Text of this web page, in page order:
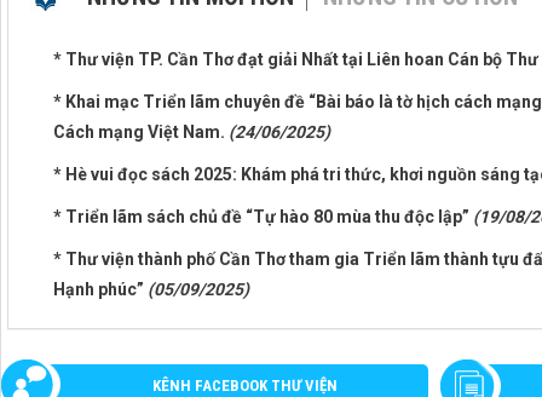
* Thư viện TP. Cần Thơ đạt giải Nhất tại Liên hoan Cán bộ
* Khai mạc Triển lãm chuyên đề “Bài báo là tờ hịch cách
Cách mạng Việt Nam. (24/06/2025)
* Hè vui đọc sách 2025: Khám phá tri thức, khơi nguồn sáng
* Triển lãm sách chủ đề “Tự hào 80 mùa thu độc lập” (19/08/
* Thư viện thành phố Cần Thơ tham gia Triển lãm thành tựu
Hạnh phúc” (05/09/2025)
KÊNH FACEBOOK THƯ VIỆN